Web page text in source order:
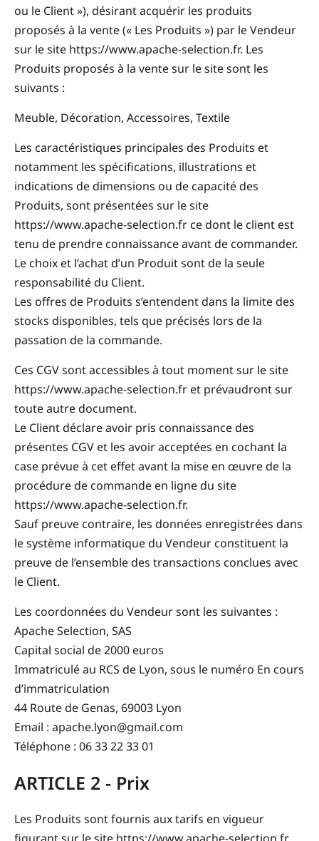
ou le Client »), désirant acquérir les produits
proposés à la vente (« Les Produits ») par le Vendeur
sur le site https://www.apache-selection.fr. Les
Produits proposés à la vente sur le site sont les
suivants :
Meuble, Décoration, Accessoires, Textile
Les caractéristiques principales des Produits et
notamment les spécifications, illustrations et
indications de dimensions ou de capacité des
Produits, sont présentées sur le site
https://www.apache-selection.fr ce dont le client est
tenu de prendre connaissance avant de commander.
Le choix et l’achat d’un Produit sont de la seule
responsabilité du Client.
Les offres de Produits s’entendent dans la limite des
stocks disponibles, tels que précisés lors de la
passation de la commande.
Ces CGV sont accessibles à tout moment sur le site
https://www.apache-selection.fr et prévaudront sur
toute autre document.
Le Client déclare avoir pris connaissance des
présentes CGV et les avoir acceptées en cochant la
case prévue à cet effet avant la mise en œuvre de la
procédure de commande en ligne du site
https://www.apache-selection.fr.
Sauf preuve contraire, les données enregistrées dans
le système informatique du Vendeur constituent la
preuve de l’ensemble des transactions conclues avec
le Client.
Les coordonnées du Vendeur sont les suivantes :
Apache Selection, SAS
Capital social de 2000 euros
Immatriculé au RCS de Lyon, sous le numéro En cours
d’immatriculation
44 Route de Genas, 69003 Lyon
Email : apache.lyon@gmail.com
Téléphone : 06 33 22 33 01
ARTICLE 2 - Prix
Les Produits sont fournis aux tarifs en vigueur